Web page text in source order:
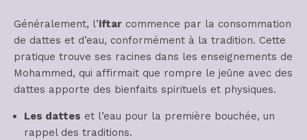
Généralement, l’iftar commence par la consommation
de dattes et d’eau, conformément à la tradition. Cette
pratique trouve ses racines dans les enseignements de
Mohammed, qui affirmait que rompre le jeûne avec des
dattes apporte des bienfaits spirituels et physiques.
Les dattes et l’eau pour la première bouchée, un
rappel des traditions.